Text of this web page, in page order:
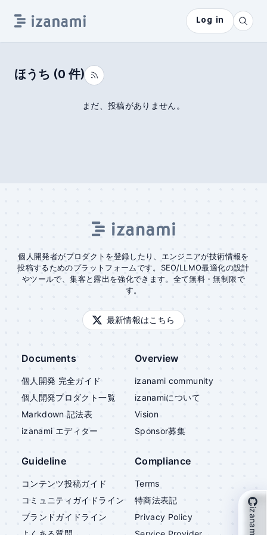
Log in
ほうち (0 件)
まだ、投稿がありません。
個人開発者がプロダクトを登録したり、エンジニアが技術情報を
投稿するためのプラットフォームです。SEO/LLMO最適化の設計
やツールで、集客と露出を強化できます。全て無料・無制限で
す。
最新情報はこちら
Documents
個人開発 完全ガイド
個人開発プロダクト一覧
Markdown 記法表
izanami エディター
Overview
izanami community
izanamiについて
Vision
Sponsor募集
Guideline
コンテンツ投稿ガイド
コミュニティガイドライン
ブランドガイドライン
Compliance
Terms
特商法表記
Privacy Policy